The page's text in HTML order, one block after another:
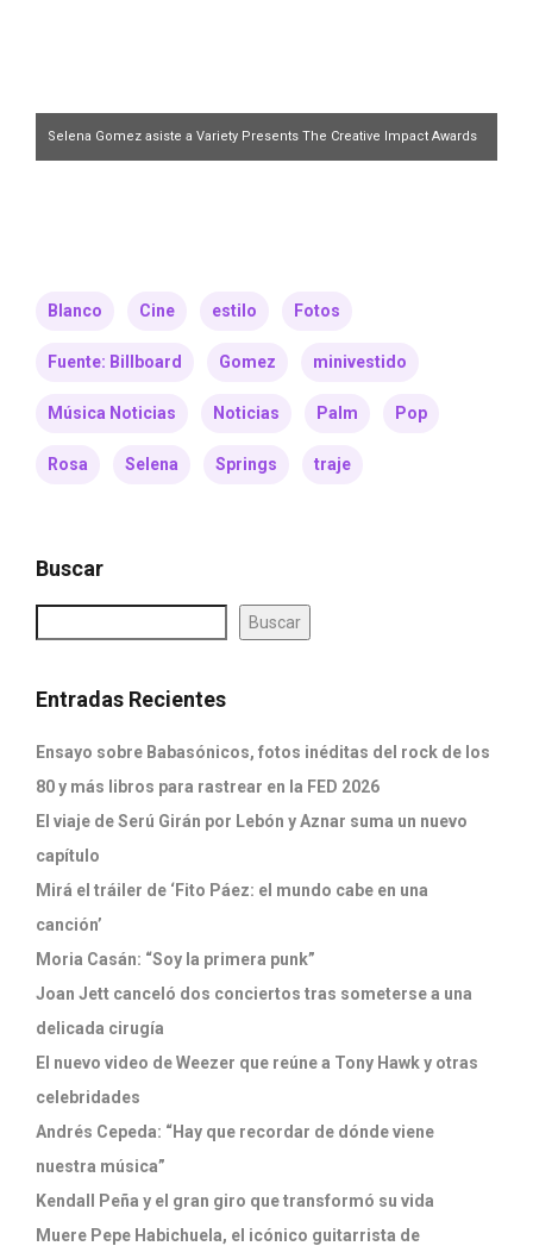
Selena Gomez asiste a Variety Presents The Creative Impact Awards
Blanco
Cine estilo Fotos
Fuente: Billboard Gomez minivestido
Música Noticias Noticias Palm Pop
Rosa Selena Springs traje
Buscar
Buscar
Entradas Recientes
Ensayo sobre Babasónicos, fotos inéditas del rock de los
80 y más libros para rastrear en la FED 2026
El viaje de Serú Girán por Lebón y Aznar suma un nuevo
capítulo
Mirá el tráiler de ‘Fito Páez: el mundo cabe en una
canción’
Moria Casán: “Soy la primera punk”
Joan Jett canceló dos conciertos tras someterse a una
delicada cirugía
El nuevo video de Weezer que reúne a Tony Hawk y otras
celebridades
Andrés Cepeda: “Hay que recordar de dónde viene
nuestra música”
Kendall Peña y el gran giro que transformó su vida
Muere Pepe Habichuela, el icónico guitarrista de